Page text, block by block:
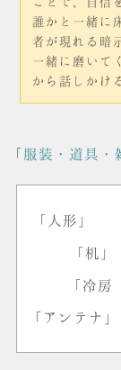
誰かと一緒に
者が現れる暗
一緒に磨いて
から話しかけ
「 服装・道具・
「人形」
「机」
「冷房
「アンテナ」